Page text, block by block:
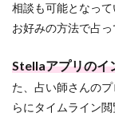
相談も可能となって
お好みの方法で占っ
Stellaアプリのイ
た、占い師さんの
らにタイムライン